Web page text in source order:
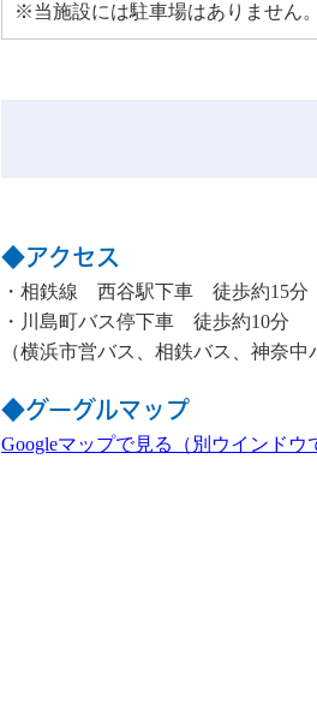
※当施設には駐車場はありません
◆アクセス
・相鉄線 西谷駅下車 徒歩約15分
・川島町バス停下車 徒歩約10分
（横浜市営バス、相鉄バス、神奈中
◆グーグルマップ
Googleマップで見る（別ウインドウ